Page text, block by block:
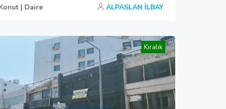
| Daire ALPASLAN İLBAY
Kiralık